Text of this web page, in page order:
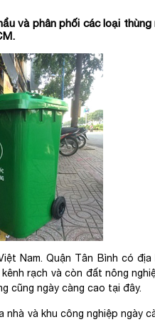
và phân phối các loại
Nam. Quận Tân Bình có
rạch và còn đất nông
cũng ngày càng cao tại đây.
và khu công nghiệp ngày